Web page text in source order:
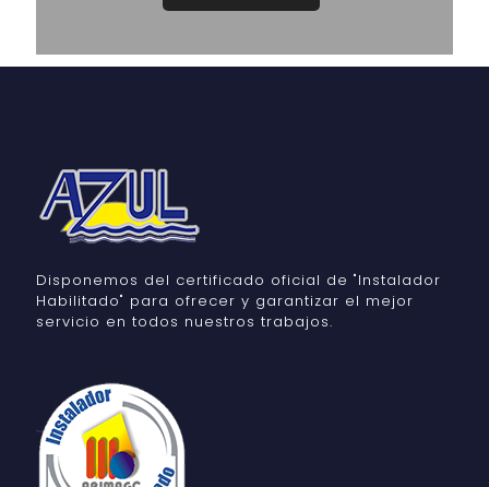
Disponemos del certificado oficial de "Instalador
Habilitado" para ofrecer y garantizar el mejor
servicio en todos nuestros trabajos.